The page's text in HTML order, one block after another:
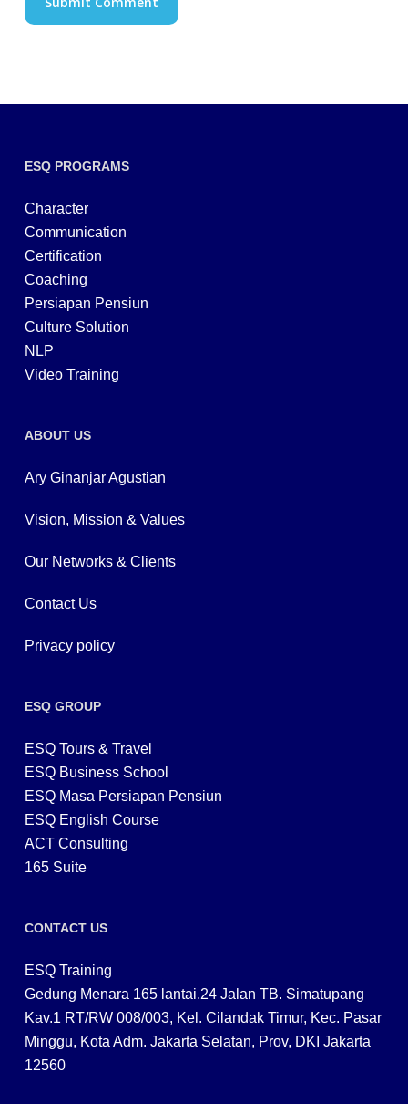
ESQ PROGRAMS
Character
Communication
Certification
Coaching
Persiapan Pensiun
Culture Solution
NLP
Video Training
ABOUT US
Ary Ginanjar Agustian
Vision, Mission & Values
Our Networks & Clients
Contact Us
Privacy policy
ESQ GROUP
ESQ Tours & Travel
ESQ Business School
ESQ Masa Persiapan Pensiun
ESQ English Course
ACT Consulting
165 Suite
CONTACT US
ESQ Training
Gedung Menara 165 lantai.24 Jalan TB. Simatupang
Kav.1 RT/RW 008/003, Kel. Cilandak Timur, Kec. Pasar
Minggu, Kota Adm. Jakarta Selatan, Prov, DKI Jakarta
12560